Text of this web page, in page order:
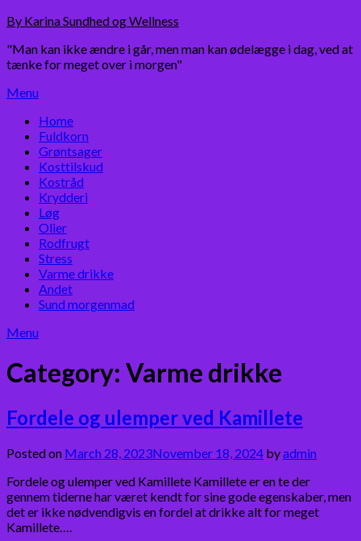
Skip
content
By Karina Sundhed og Wellness
"Man kan ikke ændre i går, men man kan ødelægge i dag, ved at
tænke for meget over i morgen"
Menu
Home
Fuldkorn
Grøntsager
Kosttilskud
Kostråd
Krydderi
Løg
Olier
Rodfrugt
Stress
Varme drikke
Andet
Sund morgenmad
Menu
Category: Varme drikke
Fordele og ulemper ved Kamillete
Posted on March 28, 2023November 18, 2024 byadmin
Fordele og ulemper ved Kamillete Kamillete er en te der
gennem tiderne har været kendt for sine gode egenskaber, men
det er ikke nødvendigvis en fordel at drikke alt for meget
Kamillete….